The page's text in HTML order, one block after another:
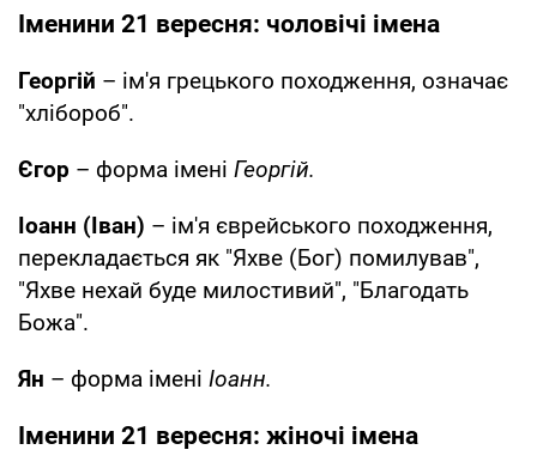
Іменини 21 вересня: чоловічі імена
Георгій – ім'я грецького походження, означає
"хлібороб".
Єгор – форма імені Георгій.
Іоанн (Іван) – ім'я єврейського походження,
перекладається як "Яхве (Бог) помилував",
"Яхве нехай буде милостивий", "Благодать
Божа".
Ян – форма імені Іоанн.
Іменини 21 вересня: жіночі імена